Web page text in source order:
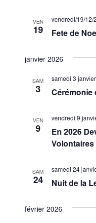
VEN
19 Fete de
vendredi/19/12/
janvier 2026
SAM
3 Cérémonie
samedi 3
VEN
9
En 2026
vendredi 9
SAM
24 Nuit de la
samedi 24
février 2026